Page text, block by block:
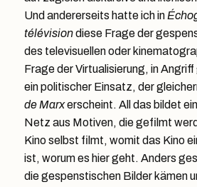
Und andererseits hatte ich in
télévisiondiese Frage der
des televisuellen oder
Frage der Virtualisierung, in
ein politischer Einsatz, der
de Marxerscheint. All das bildet
Netz aus Motiven, die gefilmt
Kino selbst filmt, womit das Kino
ist, worum es hier geht. Anders
die gespenstischen Bilder kämen